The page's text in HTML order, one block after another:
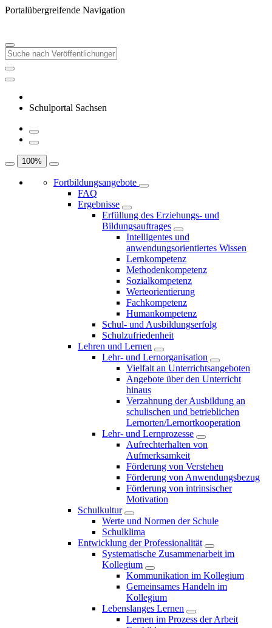
Portalübergreifende Navigation
Schulportal Sachsen
100%
Fortbildungsangebote
FAQ
Ergebnisse
Erfüllung des Erziehungs- und
Bildungsauftrages
Intelligentes und
anwendungsorientiertes Wissen
Lernkompetenz
Methodenkompetenz
Sozialkompetenz
Werteorientierung
Fachkompetenz
Humankompetenz
Schul- und Ausbildungserfolg
Schulzufriedenheit
Lehren und Lernen
Lehr- und Lernorganisation
Vielfalt an Unterrichtsangeboten
Angebote über den Unterricht
hinaus
Verzahnung der Ausbildung an
schulischen und betrieblichen
Lernorten/Lernortkooperation
Lehr- und Lernprozesse
Aufrechterhalten von
Aufmerksamkeit
Förderung von Verstehen
Förderung von Anwendungsbezug
Förderung von intrinsischer
Motivation
Schulkultur
Werte und Normen der Schule
Schulklima
Entwicklung der Professionalität
Systematische Zusammenarbeit im
Kollegium
Kommunikation im Kollegium
Gemeinsames Handeln im
Kollegium
Lebenslanges Lernen
Lernen im Prozess der Arbeit